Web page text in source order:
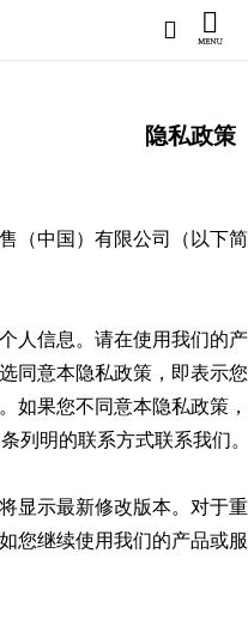
隐私政策
（中国）有限公司（以下
人信息。请在使用我们的
同意本隐私政策，即表示
如果您不同意本隐私政策
列明的联系方式联系我们
显示最新修改版本。对于
您继续使用我们的产品或